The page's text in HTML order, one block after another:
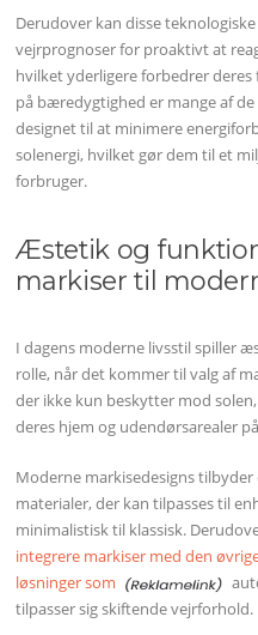
Derudover kan disse
vejrprognoser for proaktivt at
hvilket yderligere forbedrer
på bæredygtighed er mange af
designet til at minimere
solenergi, hvilket gør dem til et
forbruger.
Æstetik og
markiser til
I dagens moderne livsstil spiller
rolle, når det kommer til valg af
der ikke kun beskytter mod
deres hjem og udendørsarealer
Moderne markisedesigns
materialer, der kan tilpasses til
minimalistisk til klassisk.
integrere markiser med den
løsninger som
tilpasser sig skiftende vejrforhold.